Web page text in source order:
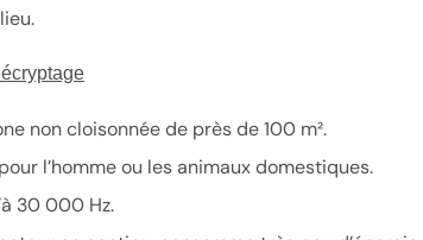
non cloisonnée de près de 100 m².
l’homme ou les animaux domestiques.
30 000 Hz.